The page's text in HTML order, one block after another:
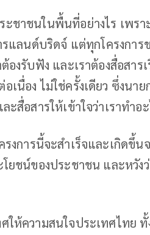
ะชาชนในพื้นที่อย่างไร เพร
รแลนด์บริดจ์ แต่ทุกโครงกา
องรับฟัง และเราต้องสื่อสา
เนื่อง ไม่ใช่ครั้งเดียว ซึ่งนา
สื่อสารให้เข้าใจว่าเราทำอ
รงการนี้จะสำเร็จและเกิดขึ้น
ยชน์ของประชาชน และหวัง
ให้ความสนใจประเทศไทย